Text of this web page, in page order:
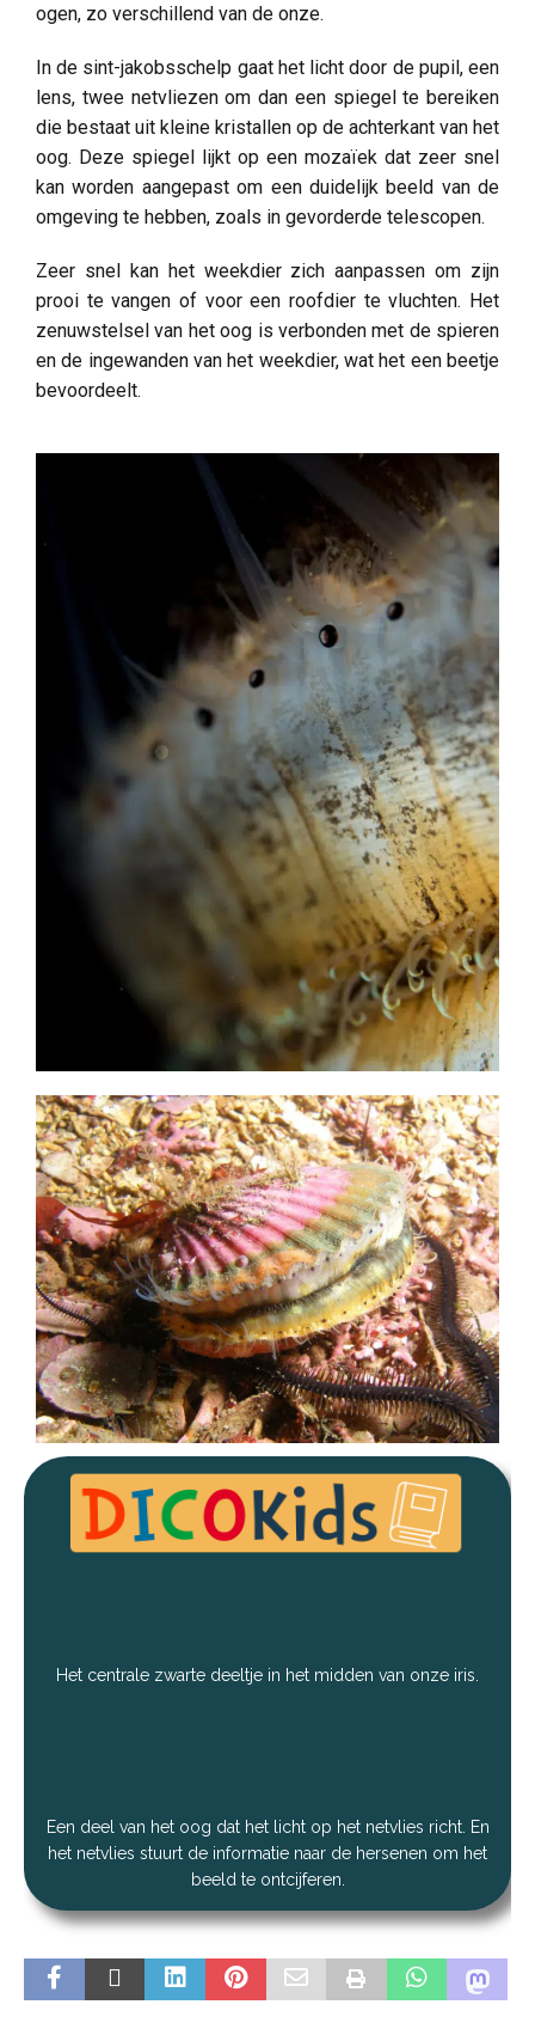
ogen, zo verschillend van de onze.
In de sint-jakobsschelp gaat het licht door de pupil, een
lens, twee netvliezen om dan een spiegel te bereiken
die bestaat uit kleine kristallen op de achterkant van het
oog. Deze spiegel lijkt op een mozaïek dat zeer snel
kan worden aangepast om een duidelijk beeld van de
omgeving te hebben, zoals in gevorderde telescopen.
Zeer snel kan het weekdier zich aanpassen om zijn
prooi te vangen of voor een roofdier te vluchten. Het
zenuwstelsel van het oog is verbonden met de spieren
en de ingewanden van het weekdier, wat het een beetje
bevoordeelt.
Het centrale zwarte deeltje in het midden van onze iris.
Een deel van het oog dat het licht op het netvlies richt. En
het netvlies stuurt de informatie naar de hersenen om het
beeld te ontcijferen.